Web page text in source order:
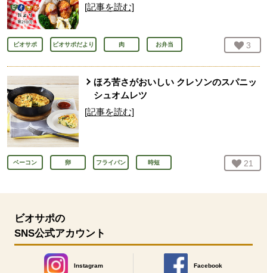
[記事を読む]
ビオサポ ビオサポだより 肉 お弁当 お気
3
ほろ苦さがおいしい クレソンのスパニッ
シュオムレツ
[記事を読む]
ベーコン 卵 フライパン 時短 お気
21
ビオサポの
SNS公式アカウント
Instagram
別のウィンドウで開きます。
Facebook
別のウィンドウで開きます